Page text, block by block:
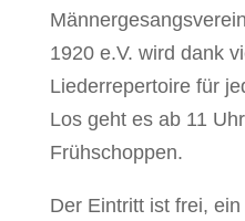
1920 e.V. wird dank
Liederrepertoire für
Los geht es ab 11
Frühschoppen.
Der Eintritt ist frei,